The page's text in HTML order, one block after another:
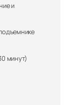
и
минут)